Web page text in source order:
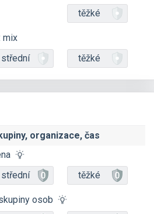
těžké
mix
střední
těžké
organizace, čas
střední
těžké
osob